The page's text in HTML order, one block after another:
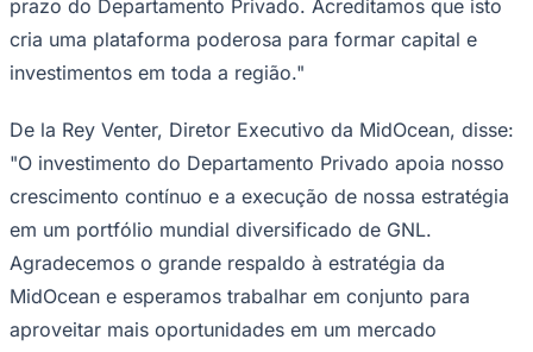
prazo do Departamento Privado. Acreditamos que isto
cria uma plataforma poderosa para formar capital e
investimentos em toda a região."
De la Rey Venter, Diretor Executivo da MidOcean, disse:
"O investimento do Departamento Privado apoia nosso
crescimento contínuo e a execução de nossa estratégia
em um portfólio mundial diversificado de GNL.
Agradecemos o grande respaldo à estratégia da
MidOcean e esperamos trabalhar em conjunto para
aproveitar mais oportunidades em um mercado